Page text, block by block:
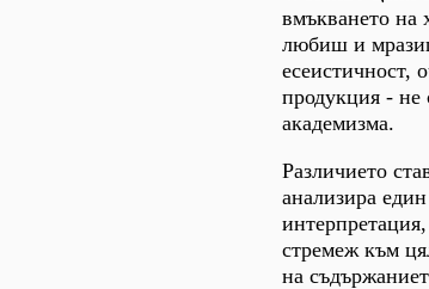
вмъкването на
любиш и
есеистичност,
продукция - не
академизма.
Различието
анализира
стремеж към
на